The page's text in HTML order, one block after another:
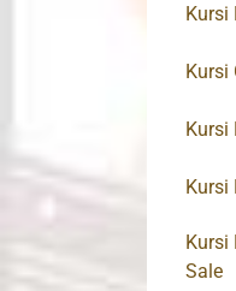
Kursi
Kursi
Kursi
Kursi
Kursi
Sale